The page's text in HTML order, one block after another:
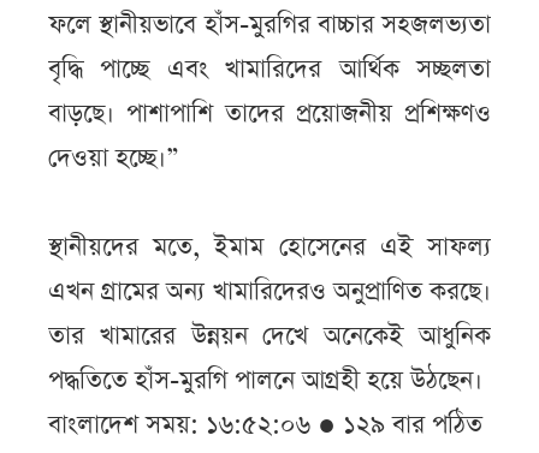
ফলে স্থানীয়ভাবে হাঁস-মুরগির বাচ্চার সহজলভ্যতা
বৃদ্ধি পাচ্ছে এবং খামারিদের আর্থিক সচ্ছলতা
বাড়ছে। পাশাপাশি তাদের প্রয়োজনীয় প্রশিক্ষণও
দেওয়া হচ্ছে।”
স্থানীয়দের মতে, ইমাম হোসেনের এই সাফল্য
এখন গ্রামের অন্য খামারিদেরও অনুপ্রাণিত করছে।
তার খামারের উন্নয়ন দেখে অনেকেই আধুনিক
পদ্ধতিতে হাঁস-মুরগি পালনে আগ্রহী হয়ে উঠছেন।
বাংলাদেশ সময়: ১৬:৫২:০৬ ● ১২৯ বার পঠিত